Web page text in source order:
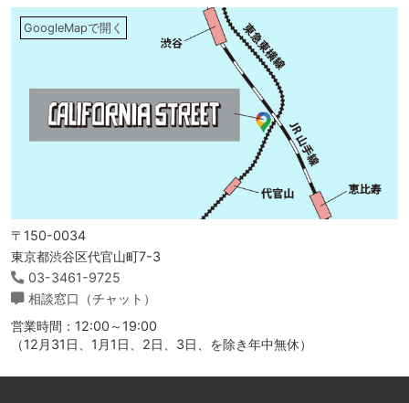
GoogleMapで開く
〒150-0034
東京都渋谷区代官山町7-3
03-3461-9725
相談窓口（チャット）
営業時間：12:00～19:00
（12月31日、1月1日、2日、3日、を除き年中無休）